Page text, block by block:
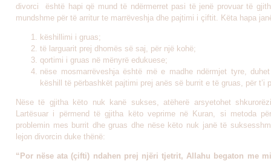
divorci është hapi që mund të ndërmerret pasi të jenë provuar të
mundshme për të arritur te marrëveshja dhe pajtimi i çiftit. Këta hapa
këshillimi i gruas;
të larguarit prej dhomës së saj, për një kohë;
qortimi i gruas në mënyrë edukuese;
nëse mosmarrëveshja është më e madhe ndërmjet tyre,
këshill të përbashkët pajtimi prej anës së burrit e të gruas, për t’i
Nëse të gjitha këto nuk kanë sukses, atëherë arsyetohet
Lartësuar i përmend të gjitha këto veprime në Kuran, si metoda
problemin mes burrit dhe gruas dhe nëse këto nuk janë të
lejon divorcin duke thënë:
“Por nëse ata (çifti) ndahen prej njëri tjetrit, Allahu begaton me